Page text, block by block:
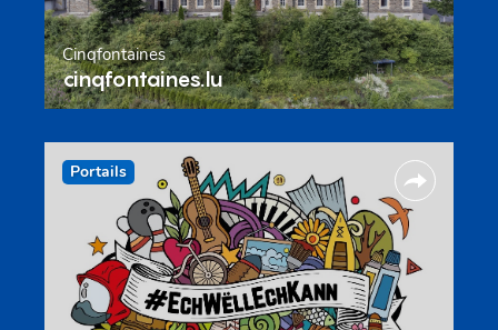
Cinqfontaines
cinqfontaines.lu
Portails